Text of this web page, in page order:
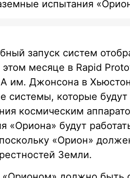
испытания
запуск систем
этом месяце в Rapid
им. Джонсона в
системы, которые
космическим
«Ориона» будут
«Орион»
Земли.